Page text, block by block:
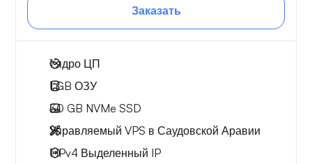
Заказать
1ядро ЦП
1 GB ОЗУ
30 GB NVMe SSD
Управляемый VPS в Саудовской Аравии
1 IPv4 Выделенный IP